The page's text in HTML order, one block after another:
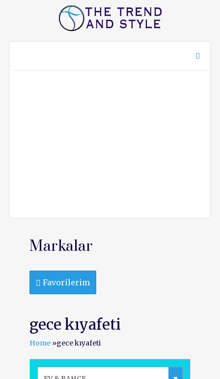
Markalar
Favorilerim
gece kıyafeti
Home »gece kıyafeti